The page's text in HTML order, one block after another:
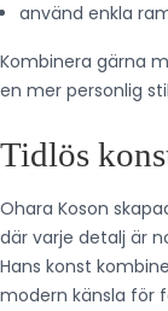
använd enkla
Kombinera gärna
en mer personlig
Tidlös
Ohara Koson
där varje detalj är
Hans konst
modern känsla för